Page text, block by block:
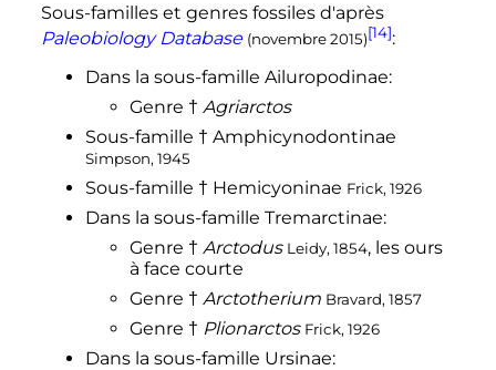
Sous-familles et genres fossiles d'après
Paleobiology Database (novembre 2015)[14]:
Dans la sous-famille Ailuropodinae:
Genre † Agriarctos
Sous-famille † Amphicynodontinae
Simpson, 1945
Sous-famille † Hemicyoninae Frick, 1926
Dans la sous-famille Tremarctinae:
Genre † Arctodus Leidy, 1854, les ours
à face courte
Genre † Arctotherium Bravard, 1857
Genre † Plionarctos Frick, 1926
Dans la sous-famille Ursinae: